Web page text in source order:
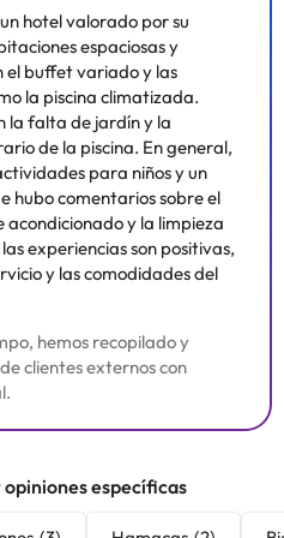
hotel valorado por su
espaciosas y
el buffet variado y las
la piscina climatizada.
la falta de jardín y la
de la piscina. En general,
para niños y un
hubo comentarios sobre el
y la limpieza
experiencias son positivas,
y las comodidades del
hemos recopilado y
clientes externos con
específicas